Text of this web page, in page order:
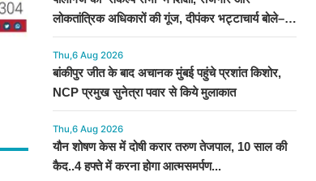
लोकतांत्रिक अधिकारों की गूंज, दीपंकर भट्टाचार्य बोले–
युवाओं के संघर्ष के साथ है माले
Thu,6 Aug 2026
बांकीपुर जीत के बाद अचानक मुंबई पहुंचे प्रशांत किशोर,
NCP प्रमुख सुनेत्रा पवार से किये मुलाकात
Thu,6 Aug 2026
यौन शोषण केस में दोषी करार तरुण तेजपाल, 10 साल की
कैद..4 हफ्ते में करना होगा आत्मसमर्पण...